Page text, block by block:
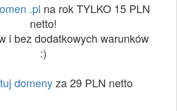
.pl na rok TYLKO 15 PLN
netto!
i bez dodatkowych warunków
:)
domenyza 29 PLN netto